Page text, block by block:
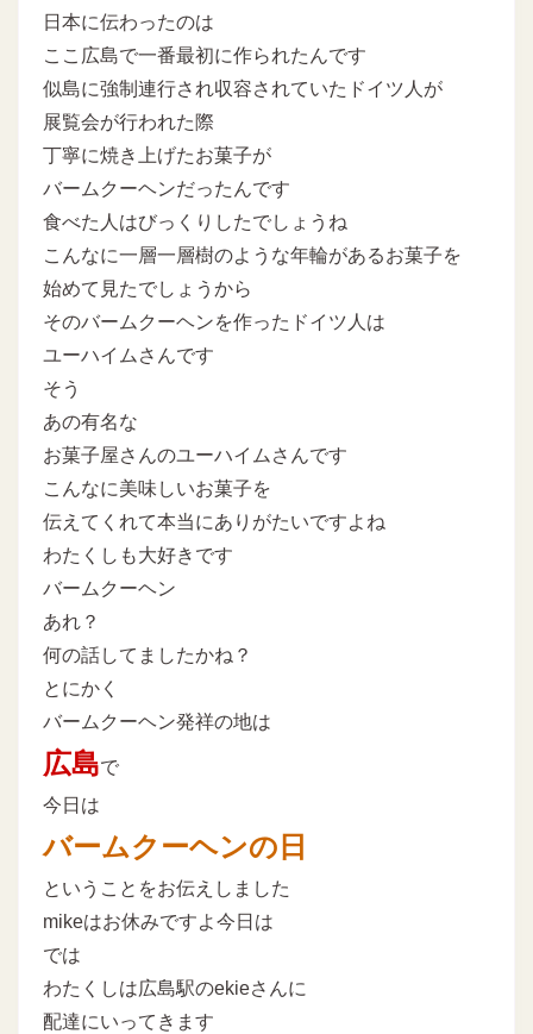
日本に伝わったのは
ここ広島で一番最初に作られたんです
似島に強制連行され収容されていたドイツ人が
展覧会が行われた際
丁寧に焼き上げたお菓子が
バームクーヘンだったんです
食べた人はびっくりしたでしょうね
こんなに一層一層樹のような年輪があるお菓子を
始めて見たでしょうから
そのバームクーヘンを作ったドイツ人は
ユーハイムさんです
そう
あの有名な
お菓子屋さんのユーハイムさんです
こんなに美味しいお菓子を
伝えてくれて本当にありがたいですよね
わたくしも大好きです
バームクーヘン
あれ？
何の話してましたかね？
とにかく
バームクーヘン発祥の地は
広島で
今日は
バームクーヘンの日
ということをお伝えしました
mikeはお休みですよ今日は
では
わたくしは広島駅のekieさんに
配達にいってきます